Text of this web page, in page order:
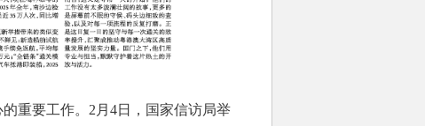
重要工作。2月4日，国家信访局举